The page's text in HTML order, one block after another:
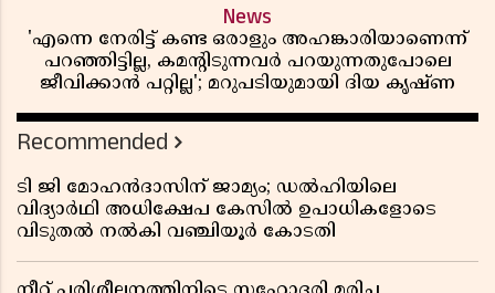
News
'എന്നെ നേരിട്ട് കണ്ട ഒരാളും അഹങ്കാരിയാണെന്ന്
പറഞ്ഞിട്ടില്ല, കമൻ്റിടുന്നവർ പറയുന്നതുപോലെ
ജീവിക്കാൻ പറ്റില്ല'; മറുപടിയുമായി ദിയ കൃഷ്ണ
Recommended
ടി ജി മോഹൻദാസിന് ജാമ്യം; ഡൽഹിയിലെ
വിദ്യാർഥി അധിക്ഷേപ കേസിൽ ഉപാധികളോടെ
വിടുതൽ നൽകി വഞ്ചിയൂർ കോടതി